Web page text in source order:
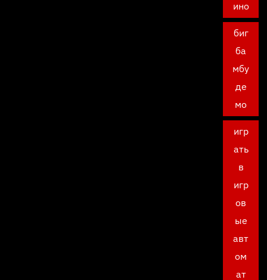
ино
биг
ба
мбу
де
мо
игр
ать
в
игр
ов
ые
авт
ом
ат